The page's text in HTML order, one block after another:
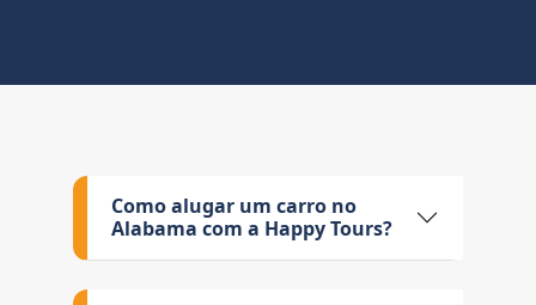
Como alugar um carro no
Alabama com a Happy Tours?